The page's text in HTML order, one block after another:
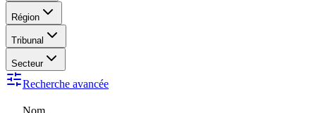
Région
Tribunal
Secteur
Recherche avancée
Nom